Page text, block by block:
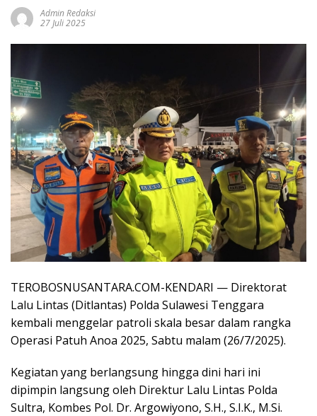
Admin Redaksi
27 Juli 2025
TEROBOSNUSANTARA.COM-KENDARI — Direktorat
Lalu Lintas (Ditlantas) Polda Sulawesi Tenggara
kembali menggelar patroli skala besar dalam rangka
Operasi Patuh Anoa 2025, Sabtu malam (26/7/2025).
Kegiatan yang berlangsung hingga dini hari ini
dipimpin langsung oleh Direktur Lalu Lintas Polda
Sultra, Kombes Pol. Dr. Argowiyono, S.H., S.I.K., M.Si.